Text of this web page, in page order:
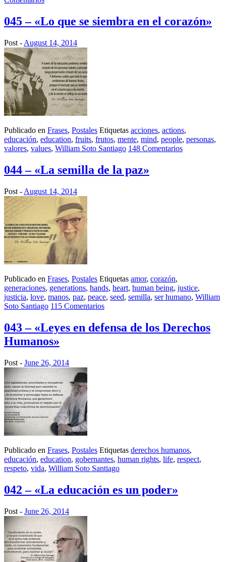
045 – «Lo que se siembra en el corazón»
Post - August 14, 2014
Publicado en Frases, Postales Etiquetas acciones, actions,
educación, education, fruits, frutos, mente, mind, people, personas,
valores, values, William Soto Santiago 148 Comentarios
044 – «La semilla de la paz»
Post - August 14, 2014
Publicado en Frases, Postales Etiquetas amor, corazón,
generaciones, generations, hands, heart, human being, justice,
justicia, love, manos, paz, peace, seed, semilla, ser humano, William
Soto Santiago 115 Comentarios
043 – «Leyes en defensa de los Derechos
Humanos»
Post - June 26, 2014
Publicado en Frases, Postales Etiquetas derechos humanos,
educación, education, gobernantes, human rights, life, respect,
respeto, vida, William Soto Santiago
042 – «La educación es un poder»
Post - June 26, 2014